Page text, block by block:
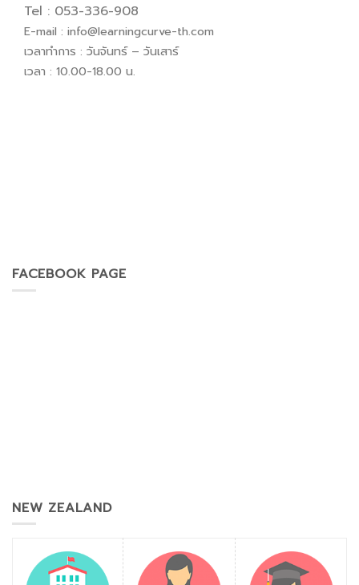
Tel : 053-336-908
E-mail : info@learningcurve-th.com
เวลาทำการ : วันจันทร์ – วันเสาร์
เวลา : 10.00-18.00 น.
FACEBOOK PAGE
NEW ZEALAND